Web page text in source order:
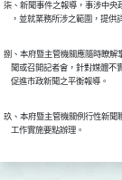
柒、新聞事件之報導，事涉中央
，並就業務所涉之範圍，提供
捌、本府暨主管機關應隨時瞭解
聞或召開記者會，針對媒體
    促進市政新聞之平衡報導。
玖、本府暨主管機關例行性新聞
    工作實施要點辦理。